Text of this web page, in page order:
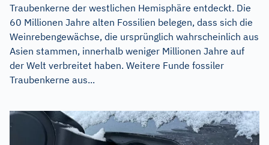
Traubenkerne der westlichen Hemisphäre entdeckt. Die
60 Millionen Jahre alten Fossilien belegen, dass sich die
Weinrebengewächse, die ursprünglich wahrscheinlich aus
Asien stammen, innerhalb weniger Millionen Jahre auf
der Welt verbreitet haben. Weitere Funde fossiler
Traubenkerne aus...